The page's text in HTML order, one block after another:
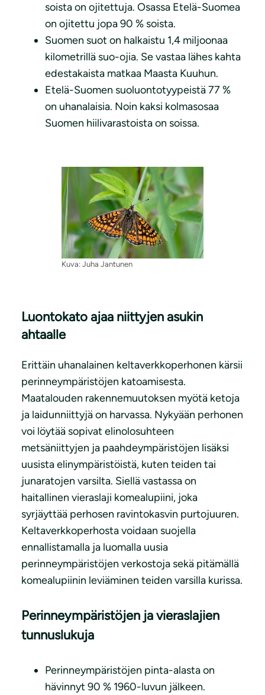
soista on ojitettuja. Osassa Etelä-Suomea
on ojitettu jopa 90 % soista.
Suomen suot on halkaistu 1,4 miljoonaa
kilometrillä suo-ojia. Se vastaa lähes kahta
edestakaista matkaa Maasta Kuuhun.
Etelä-Suomen suoluontotyypeistä 77 %
on uhanalaisia. Noin kaksi kolmasosaa
Suomen hiilivarastoista on soissa.
Kuva: Juha Jantunen
Luontokato ajaa niittyjen asukin
ahtaalle
Erittäin uhanalainen keltaverkkoperhonen kärsii
perinneympäristöjen katoamisesta.
Maatalouden rakennemuutoksen myötä ketoja
ja laidunniittyjä on harvassa. Nykyään perhonen
voi löytää sopivat elinolosuhteen
metsäniittyjen ja paahdeympäristöjen lisäksi
uusista elinympäristöistä, kuten teiden tai
junaratojen varsilta. Siellä vastassa on
haitallinen vieraslaji komealupiini, joka
syrjäyttää perhosen ravintokasvin purtojuuren.
Keltaverkkoperhosta voidaan suojella
ennallistamalla ja luomalla uusia
perinneympäristöjen verkostoja sekä pitämällä
komealupiinin leviäminen teiden varsilla kurissa.
Perinneympäristöjen ja vieraslajien
tunnuslukuja
Perinneympäristöjen pinta-alasta on
hävinnyt 90 % 1960-luvun jälkeen.